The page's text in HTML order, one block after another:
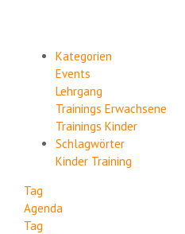
Kategorien
Events
Lehrgang
Trainings Erwachsene
Trainings Kinder
Schlagwörter
Kinder Training
Tag
Agenda
Tag